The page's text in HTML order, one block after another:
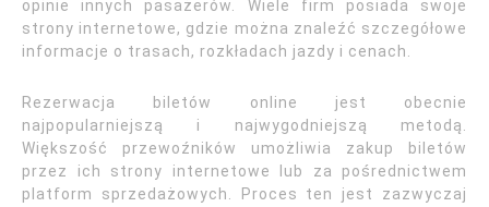
opinie innych pasażerów. Wiele firm posiada swoje
strony internetowe, gdzie można znaleźć szczegółowe
informacje o trasach, rozkładach jazdy i cenach.
Rezerwacja biletów online jest obecnie
najpopularniejszą i najwygodniejszą metodą.
Większość przewoźników umożliwia zakup biletów
przez ich strony internetowe lub za pośrednictwem
platform sprzedażowych. Proces ten jest zazwyczaj